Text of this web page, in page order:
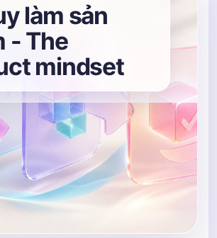
làm sản
- The
mindset